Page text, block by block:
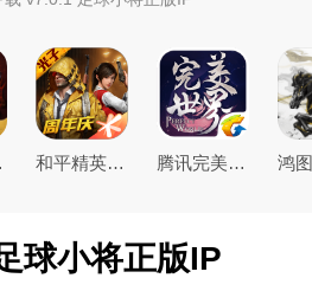
版 和平精英(原刺激战场)官方最新版 腾讯完美世界手游
球小将正版IP